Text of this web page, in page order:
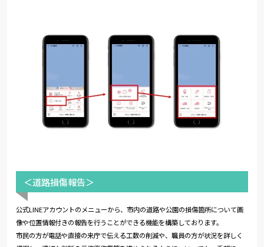
＜道路損傷報告＞
公式LINEアカウントのメニューから、市内の道路や公園の損傷箇所について画
像や位置情報付きの報告を行うことができる機能を構築しております。
市民の方が電話や直接の来庁で伝える工数の削減や、職員の方が状況を詳しく